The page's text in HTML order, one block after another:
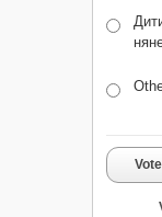
Vote